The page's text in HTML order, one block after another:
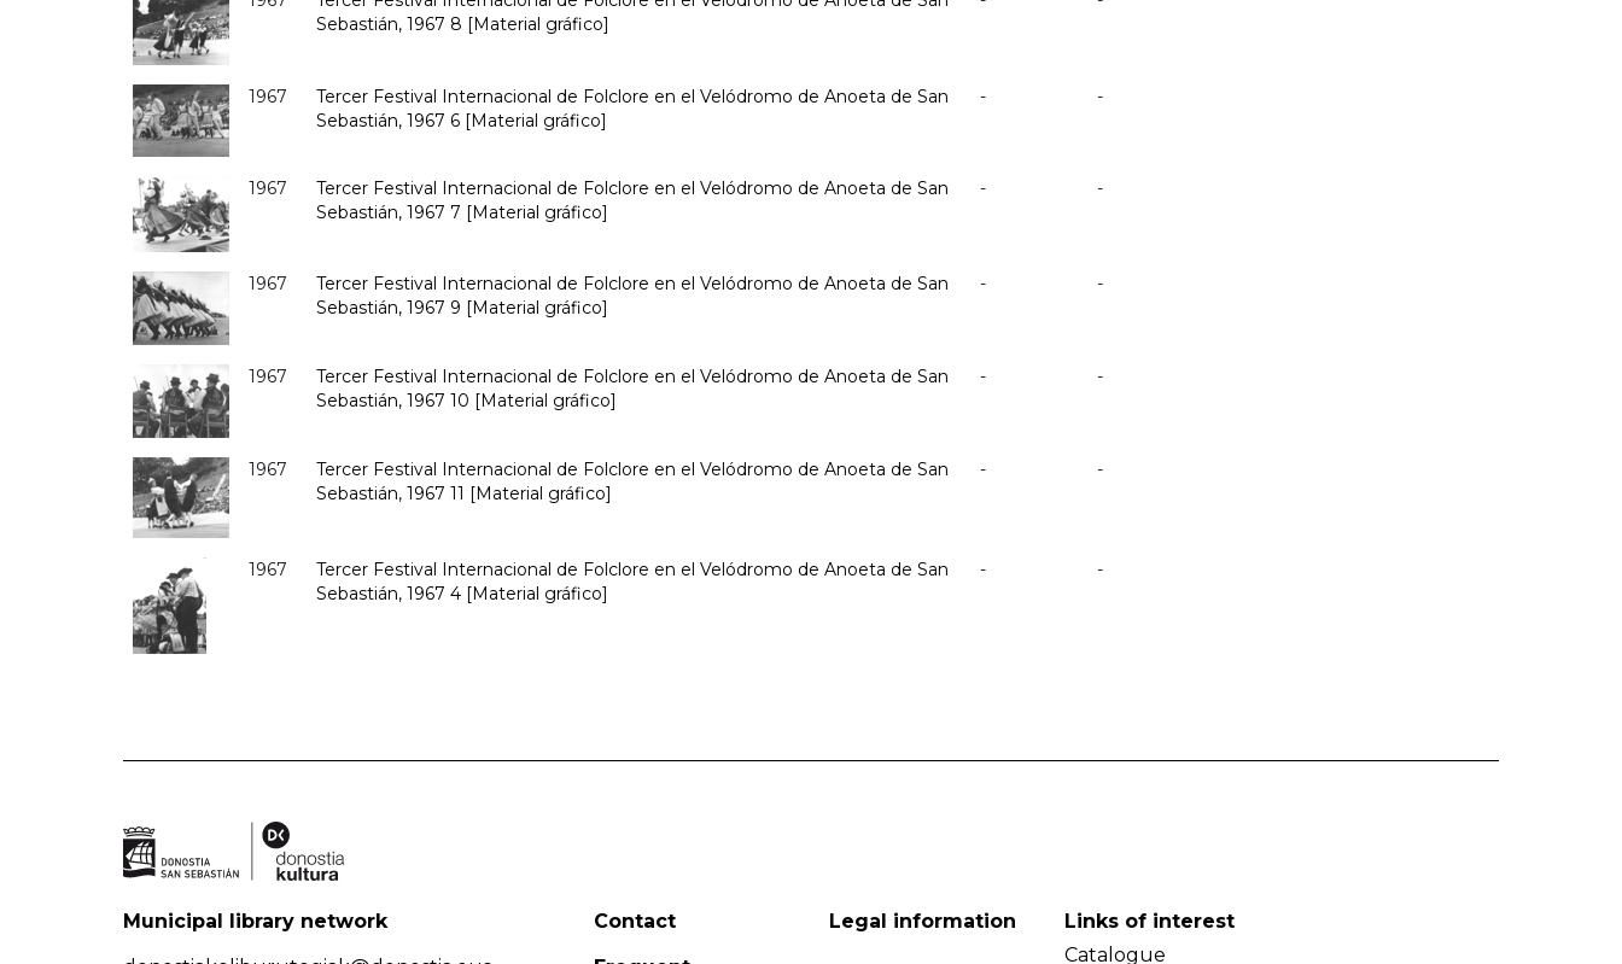
Sebastián, 1967 8 [Material gráfico]
1967
Tercer Festival Internacional de Folclore en el Velódromo de Anoeta de San
Sebastián, 1967 6 [Material gráfico]
- -
1967
Tercer Festival Internacional de Folclore en el Velódromo de Anoeta de San
Sebastián, 1967 7 [Material gráfico]
- -
1967
Tercer Festival Internacional de Folclore en el Velódromo de Anoeta de San
Sebastián, 1967 9 [Material gráfico]
- -
1967
Tercer Festival Internacional de Folclore en el Velódromo de Anoeta de San
Sebastián, 1967 10 [Material gráfico]
- -
1967
Tercer Festival Internacional de Folclore en el Velódromo de Anoeta de San
Sebastián, 1967 11 [Material gráfico]
- -
1967
Tercer Festival Internacional de Folclore en el Velódromo de Anoeta de San
Sebastián, 1967 4 [Material gráfico]
- -
Municipal library network
Contact
Legal information
Links of interest
Catalogue